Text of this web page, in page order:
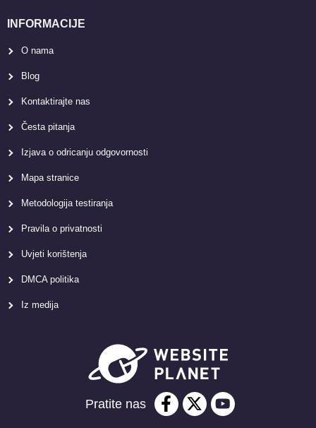
INFORMACIJE
O nama
Blog
Kontaktirajte nas
Česta pitanja
Izjava o odricanju odgovornosti
Mapa stranice
Metodologija testiranja
Pravila o privatnosti
Uvjeti korištenja
DMCA politika
Iz medija
Pratite nas